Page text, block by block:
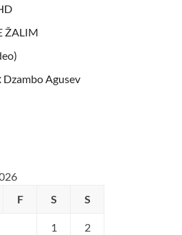
ŽALIM
Agusev
F S S
1 2